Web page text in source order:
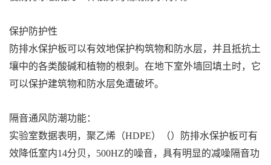
保护防护性
防排水保护板可以有效地保护构筑物和防水层，并且抵抗土
壤中的各类酸碱和植物的根刺。在地下室外墙回填土时，它
可以保护建筑物和防水层免遭破坏。
隔音通风防潮功能：
实验室数据表明，聚乙烯（HDPE）（）防排水保护板可有
效降低室内14分贝，500HZ的噪音，具有明显的减噪隔音功